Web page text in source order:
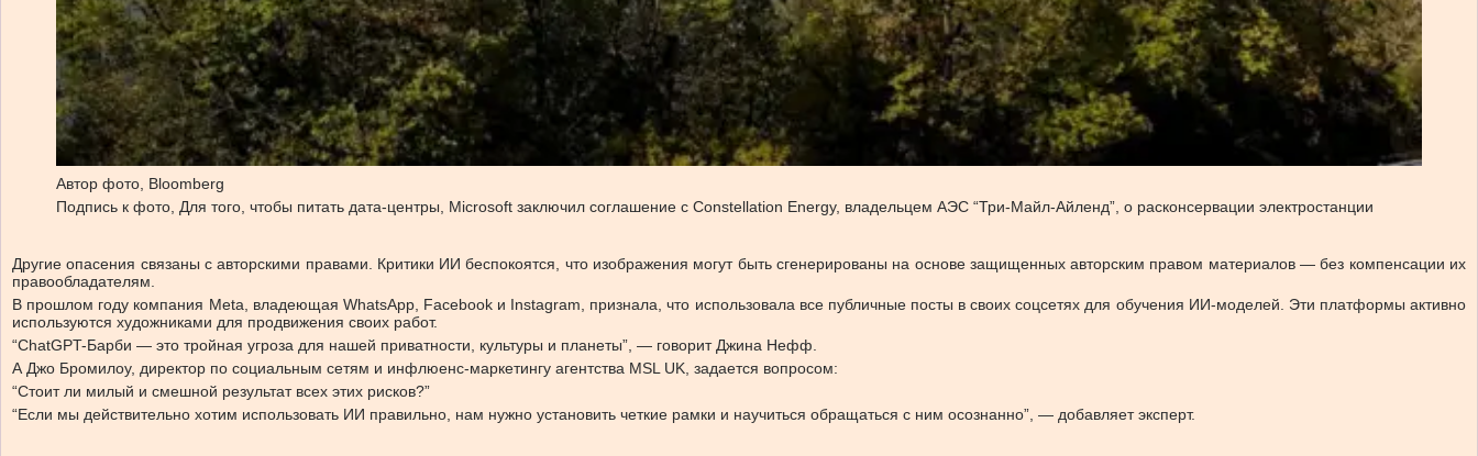
Автор фото, Bloomberg
Подпись к фото, Для того, чтобы питать дата-центры, Microsoft заключил соглашение с Constellation Energy, владельцем АЭС “Три-Майл-Айленд”, о расконсервации электростанции
Другие опасения связаны с авторскими правами. Критики ИИ беспокоятся, что изображения могут быть сгенерированы на основе защищенных авторским правом материалов — без компенсации их
правообладателям.
В прошлом году компания Meta, владеющая WhatsApp, Facebook и Instagram, признала, что использовала все публичные посты в своих соцсетях для обучения ИИ-моделей. Эти платформы активно
используются художниками для продвижения своих работ.
“ChatGPT-Барби — это тройная угроза для нашей приватности, культуры и планеты”, — говорит Джина Нефф.
А Джо Бромилоу, директор по социальным сетям и инфлюенс-маркетингу агентства MSL UK, задается вопросом:
“Стоит ли милый и смешной результат всех этих рисков?”
“Если мы действительно хотим использовать ИИ правильно, нам нужно установить четкие рамки и научиться обращаться с ним осознанно”, — добавляет эксперт.